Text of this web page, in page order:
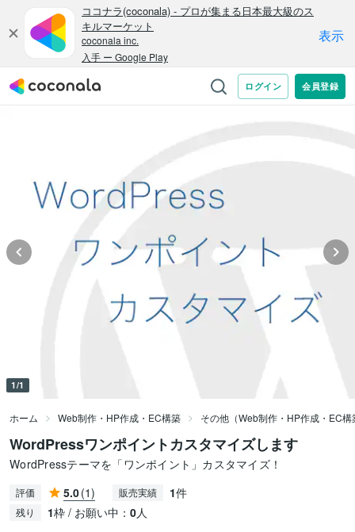
1/1
ホーム Web制作・HP作成・EC構築 その他（Web制作・HP作成・EC構
WordPressワンポイントカスタマイズします
WordPressテーマを「ワンポイント」カスタマイズ！
評価 5.0(1) 販売実績 1件
残り 1枠 / お願い中： 0人